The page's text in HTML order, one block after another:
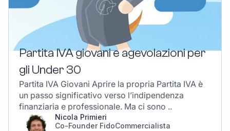
Partita IVA giovani e agevolazioni per
gli Under 30
Partita IVA Giovani Aprire la propria Partita IVA è
un passo significativo verso l’indipendenza
finanziaria e professionale. Ma ci sono ..
Nicola Primieri
Co-Founder FidoCommercialista